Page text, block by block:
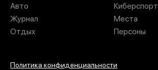
Авто
Журнал
Отдых
Киберспорт
Места
Персоны
Политика конфиденциальности